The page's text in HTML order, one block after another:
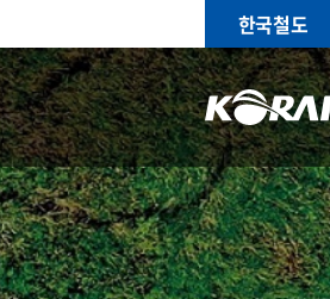
한국철도
홍보